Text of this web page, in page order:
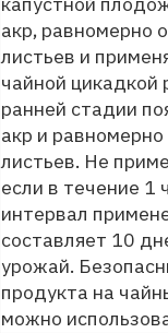
акр, равномерно
листьев и
чайной цикадкой
ранней стадии
акр и
листьев. Не
если в течение
интервал
составляет 10
урожай.
продукта на
можно